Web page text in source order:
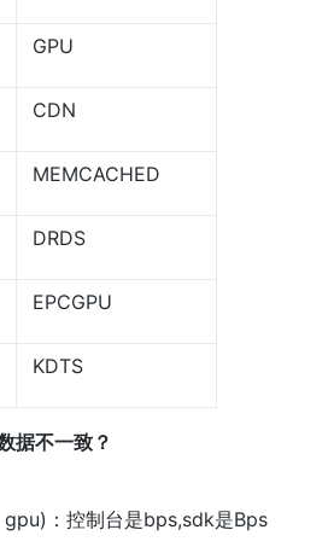
GPU
CDN
MEMCACHED
DRDS
EPCGPU
KDTS
据不一致？
：控制台是bps,sdk是Bps